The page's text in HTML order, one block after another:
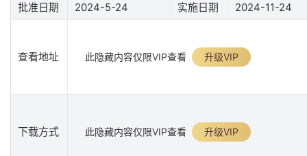
批准日期
2024-5-24 实施日期 2024-11-24
查看地址 此隐藏内容仅限VIP查看 升级VIP
下载方式 此隐藏内容仅限VIP查看 升级VIP